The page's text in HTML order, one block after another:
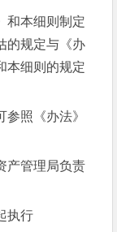
本细则制定
的规定与《办
本细则的规定
照《办法》
管理局负责
执行